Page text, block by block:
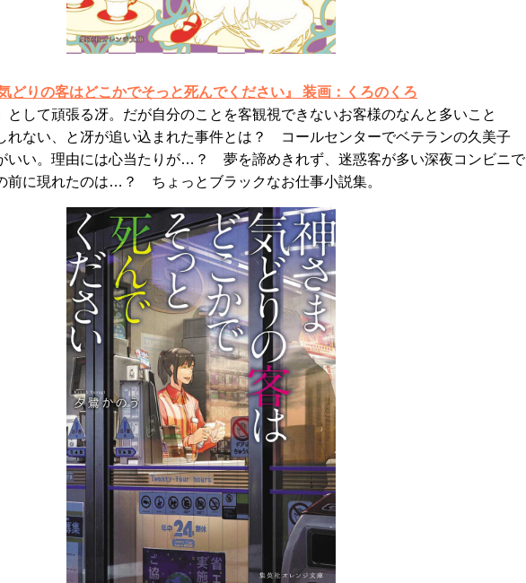
どりの客はどこかでそっと死んでください』 装画：くろのくろ
として頑張る冴。だが自分のことを客観視できないお客様のなんと多いこと
ない、と冴が追い込まれた事件とは？ コールセンターでベテランの久美子
いい。理由には心当たりが…？ 夢を諦めきれず、迷惑客が多い深夜コンビニで
前に現れたのは…？ ちょっとブラックなお仕事小説集。